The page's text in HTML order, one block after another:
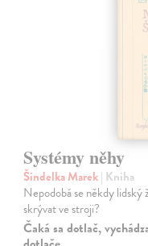
Systémy něhy
Šindelka Marek| Kniha
Nepodobá se někdy lidský
skrývat ve stroji?
Čaká sa dotlač,